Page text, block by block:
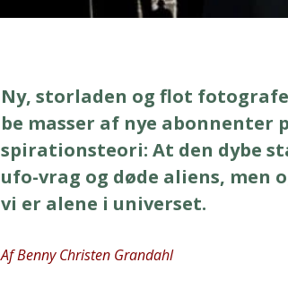
Ny, stor­la­den og flot
be mas­ser af nye
spira­tions­te­o­ri: At den dybe
ufo-vrag og døde ali­ens, men
vi er ale­ne i uni­ver­set.​
Af Ben­ny Chri­sten Gran­da­hl